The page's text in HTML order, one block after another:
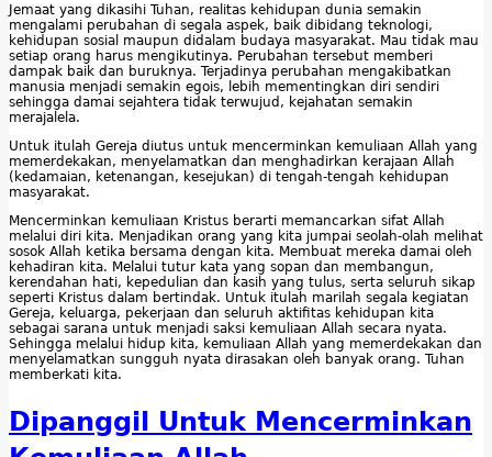
Jemaat yang dikasihi Tuhan, realitas kehidupan dunia semakin
mengalami perubahan di segala aspek, baik dibidang teknologi,
kehidupan sosial maupun didalam budaya masyarakat. Mau tidak mau
setiap orang harus mengikutinya. Perubahan tersebut memberi
dampak baik dan buruknya. Terjadinya perubahan mengakibatkan
manusia menjadi semakin egois, lebih mementingkan diri sendiri
sehingga damai sejahtera tidak terwujud, kejahatan semakin
merajalela.
Untuk itulah Gereja diutus untuk mencerminkan kemuliaan Allah yang
memerdekakan, menyelamatkan dan menghadirkan kerajaan Allah
(kedamaian, ketenangan, kesejukan) di tengah-tengah kehidupan
masyarakat.
Mencerminkan kemuliaan Kristus berarti memancarkan sifat Allah
melalui diri kita. Menjadikan orang yang kita jumpai seolah-olah melihat
sosok Allah ketika bersama dengan kita. Membuat mereka damai oleh
kehadiran kita. Melalui tutur kata yang sopan dan membangun,
kerendahan hati, kepedulian dan kasih yang tulus, serta seluruh sikap
seperti Kristus dalam bertindak. Untuk itulah marilah segala kegiatan
Gereja, keluarga, pekerjaan dan seluruh aktifitas kehidupan kita
sebagai sarana untuk menjadi saksi kemuliaan Allah secara nyata.
Sehingga melalui hidup kita, kemuliaan Allah yang memerdekakan dan
menyelamatkan sungguh nyata dirasakan oleh banyak orang. Tuhan
memberkati kita.
Dipanggil Untuk Mencerminkan